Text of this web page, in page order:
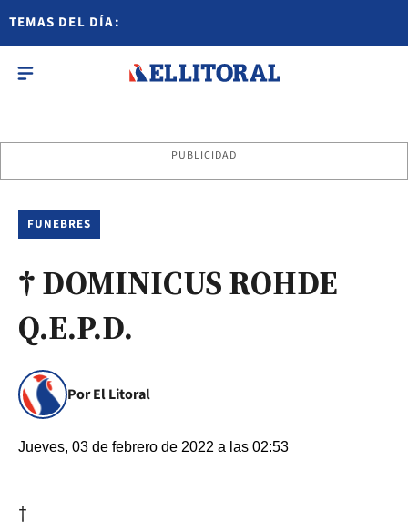
TEMAS DEL DÍA:
PUBLICIDAD
FUNEBRES
† DOMINICUS ROHDE
Q.E.P.D.
Por El Litoral
Jueves, 03 de febrero de 2022 a las 02:53
†